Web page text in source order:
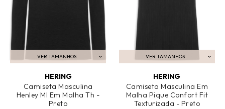
VER TAMANHOS
ADICIONAR AO CARRINHO
HERING
Camiseta Masculina
Henley Ml Em Malha Th -
Preto
VER TAMANHOS
ADICIONAR AO CARRINHO
HERING
Camiseta Masculina Em
Malha Pique Confort Fit
Texturizada - Preto